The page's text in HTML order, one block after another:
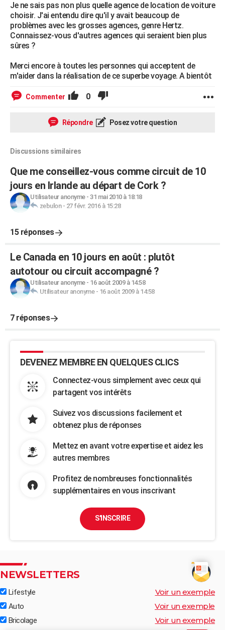
Je ne sais pas non plus quelle agence de location de voiture
choisir. J'ai entendu dire qu'il y avait beaucoup de
problèmes avec les grosses agences, genre Hertz.
Connaissez-vous d'autres agences qui seraient bien plus
sûres ?
Merci encore à toutes les personnes qui acceptent de
m'aider dans la réalisation de ce superbe voyage. A bientôt
Commenter 0
Répondre Posez votre question
Discussions similaires
Que me conseillez-vous comme circuit de 10
jours en Irlande au départ de Cork ?
Utilisateur anonyme- 31 mai 2010 à 18:18
zebulon- 27 févr. 2016 à 15:28
15 réponses
Le Canada en 10 jours en août : plutôt
autotour ou circuit accompagné ?
Utilisateur anonyme- 16 août 2009 à 14:58
Utilisateur anonyme- 16 août 2009 à 14:58
7 réponses
DEVENEZ MEMBRE EN QUELQUES CLICS
Connectez-vous simplement avec ceux qui
partagent vos intérêts
Suivez vos discussions facilement et
obtenez plus de réponses
Mettez en avant votre expertise et aidez les
autres membres
Profitez de nombreuses fonctionnalités
supplémentaires en vous inscrivant
S'INSCRIRE
NEWSLETTERS
Lifestyle Voir un exemple
Auto Voir un exemple
Bricolage Voir un exemple